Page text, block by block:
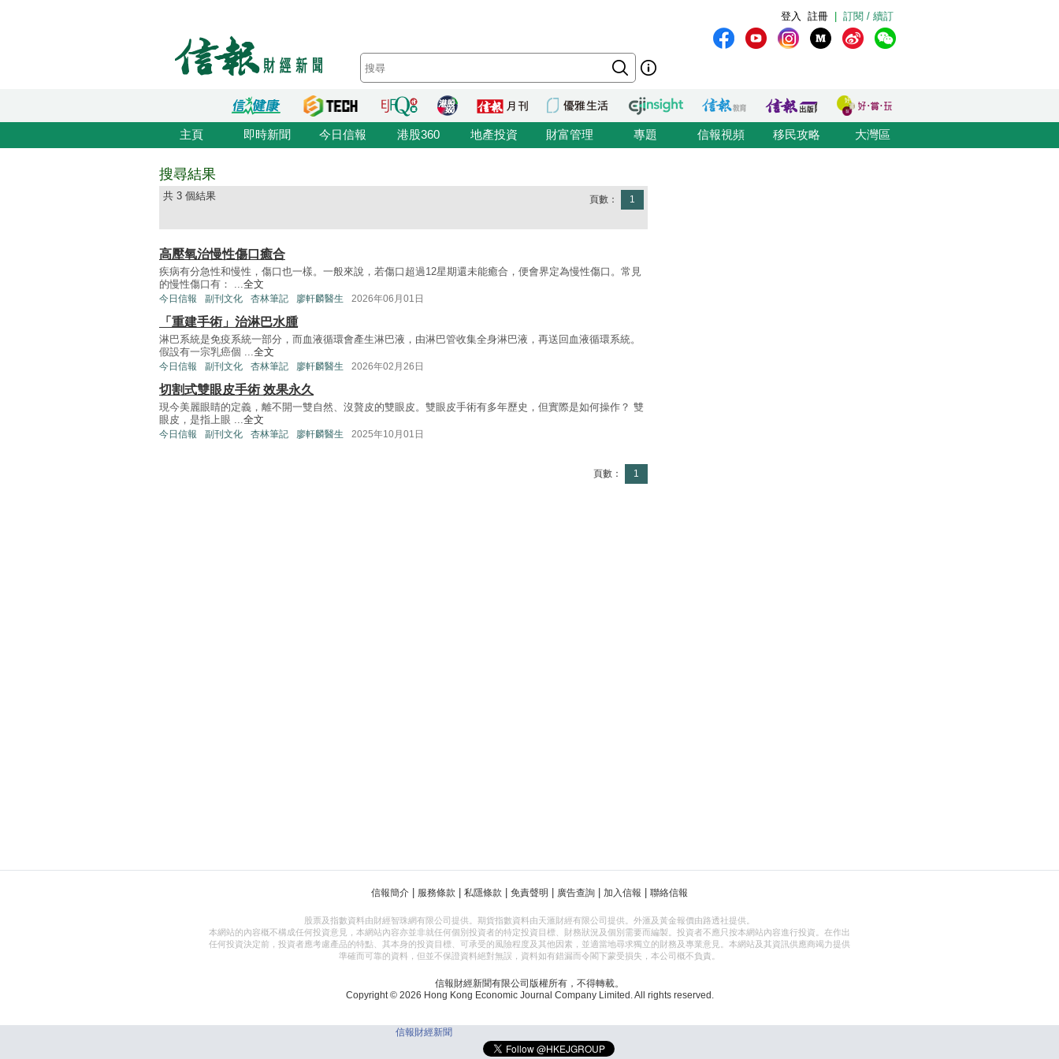
訂閱 / 續訂
註冊
登入
主頁 即時新聞 今日信報 港股360 地產投資 財富管理 專題 信報視頻 移民攻略 大灣區
搜尋結果
共 3 個結果 頁數： 1
高壓氧治慢性傷口癒合
疾病有分急性和慢性，傷口也一樣。一般來說，若傷口超過12星期還未能癒合，便會界定為慢性傷口。常見
的慢性傷口有： ...全文
今日信報 副刊文化 杏林筆記 廖軒麟醫生 2026年06月01日
「重建手術」治淋巴水腫
淋巴系統是免疫系統一部分，而血液循環會產生淋巴液，由淋巴管收集全身淋巴液，再送回血液循環系統。
假設有一宗乳癌個 ...全文
今日信報 副刊文化 杏林筆記 廖軒麟醫生 2026年02月26日
切割式雙眼皮手術 效果永久
現今美麗眼睛的定義，離不開一雙自然、沒贅皮的雙眼皮。雙眼皮手術有多年歷史，但實際是如何操作？ 雙
眼皮，是指上眼 ...全文
今日信報 副刊文化 杏林筆記 廖軒麟醫生 2025年10月01日
頁數： 1
信報簡介 服務條款 私隱條款 免責聲明 廣告查詢 加入信報 聯絡信報
股票及指數資料由財經智珠網有限公司提供。期貨指數資料由天滙財經有限公司提供。外滙及黃金報價由路透社提供。
本網站的內容概不構成任何投資意見，本網站內容亦並非就任何個別投資者的特定投資目標、財務狀況及個別需要而編製。投資者不應只按本網站內容進行投資。在作出
任何投資決定前，投資者應考慮產品的特點、其本身的投資目標、可承受的風險程度及其他因素，並適當地尋求獨立的財務及專業意見。本網站及其資訊供應商竭力提供
準確而可靠的資料，但並不保證資料絕對無誤，資料如有錯漏而令閣下蒙受損失，本公司概不負責。
信報財經新聞有限公司版權所有，不得轉載。
Copyright © 2026 Hong Kong Economic Journal Company Limited. All rights reserved.
信報財經新聞